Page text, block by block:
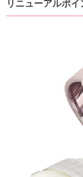
リニューアルポ